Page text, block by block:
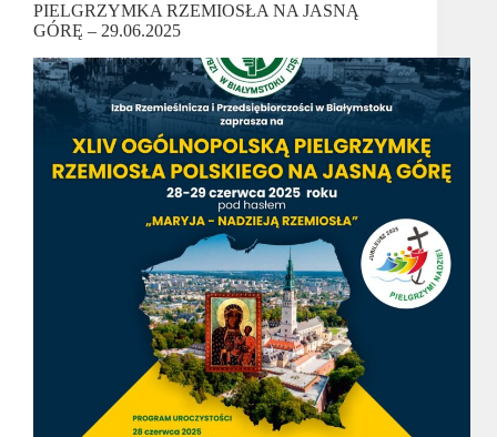
PIELGRZYMKA RZEMIOSŁA NA JASNĄ
GÓRĘ – 29.06.2025